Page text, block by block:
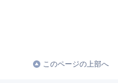
このページの上部へ